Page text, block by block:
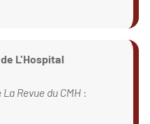
L'Hospital
La Revue du CMH :